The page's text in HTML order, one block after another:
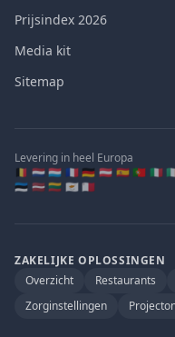
Prijsindex 2026
Media kit
Sitemap
Levering in heel Europa
🇧🇪 🇳🇱 🇱🇺 🇫🇷 🇩🇪 🇦🇹 🇪🇸 🇵🇹 🇮🇹
🇪🇪 🇱🇻 🇱🇹 🇨🇾 🇲🇹
ZAKELIJKE OPLOSSINGEN
Overzicht
Restaurants
Zorginstellingen